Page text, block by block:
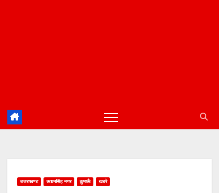
उत्तराखण्ड ऊधमसिंह नगर कुमाऊँ खबरे